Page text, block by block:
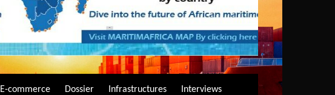
E-commerce Dossier Infrastructures Interviews